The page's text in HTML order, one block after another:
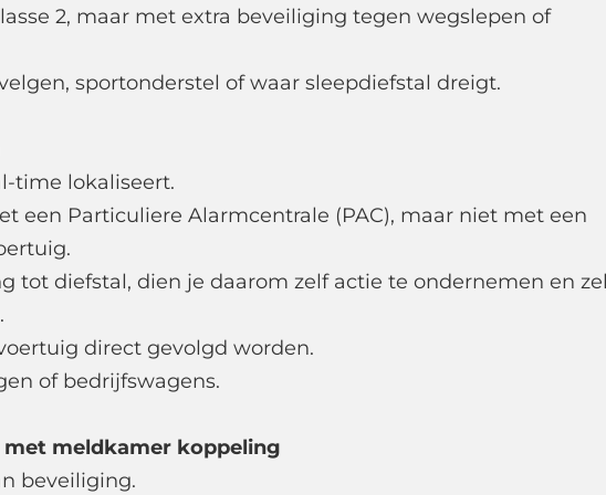
2, maar met extra beveiliging tegen wegslepen of
sportonderstel of waar sleepdiefstal dreigt.
time lokaliseert.
een Particuliere Alarmcentrale (PAC), maar niet met een
tot diefstal, dien je daarom zelf actie te ondernemen en
direct gevolgd worden.
of bedrijfswagens.
met meldkamer koppeling
beveiliging.